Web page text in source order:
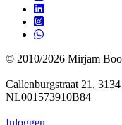
© 2010/2026 Mirjam
Callenburgstraat 21,
NL001573910B84